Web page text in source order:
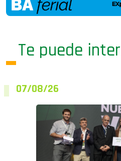
Te puede
07/08/26